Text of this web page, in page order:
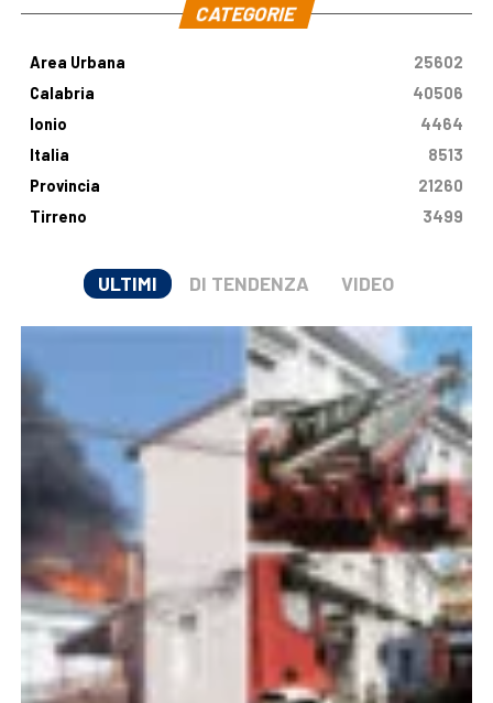
CATEGORIE
Area Urbana
25602
Calabria
40506
Ionio
4464
Italia
8513
Provincia
21260
Tirreno
3499
ULTIMI DI TENDENZA VIDEO